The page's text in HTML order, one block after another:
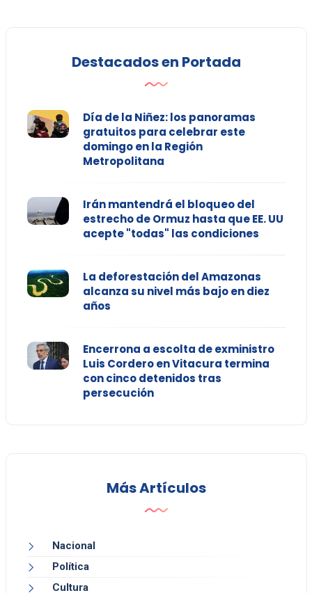
Destacados en Portada
Día de la Niñez: los panoramas
gratuitos para celebrar este
domingo en la Región
Metropolitana
Irán mantendrá el bloqueo del
estrecho de Ormuz hasta que EE. UU
acepte "todas" las condiciones
La deforestación del Amazonas
alcanza su nivel más bajo en diez
años
Encerrona a escolta de exministro
Luis Cordero en Vitacura termina
con cinco detenidos tras
persecución
Más Artículos
Nacional
Política
Cultura